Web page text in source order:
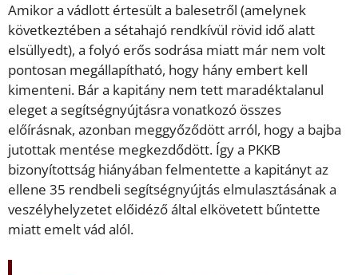
Amikor a vádlott értesült a balesetről (amelynek
következtében a sétahajó rendkívül rövid idő alatt
elsüllyedt), a folyó erős sodrása miatt már nem volt
pontosan megállapítható, hogy hány embert kell
kimenteni. Bár a kapitány nem tett maradéktalanul
eleget a segítségnyújtásra vonatkozó összes
előírásnak, azonban meggyőződött arról, hogy a bajba
jutottak mentése megkezdődött. Így a PKKB
bizonyítottság hiányában felmentette a kapitányt az
ellene 35 rendbeli segítségnyújtás elmulasztásának a
veszélyhelyzetet előidéző által elkövetett bűntette
miatt emelt vád alól.